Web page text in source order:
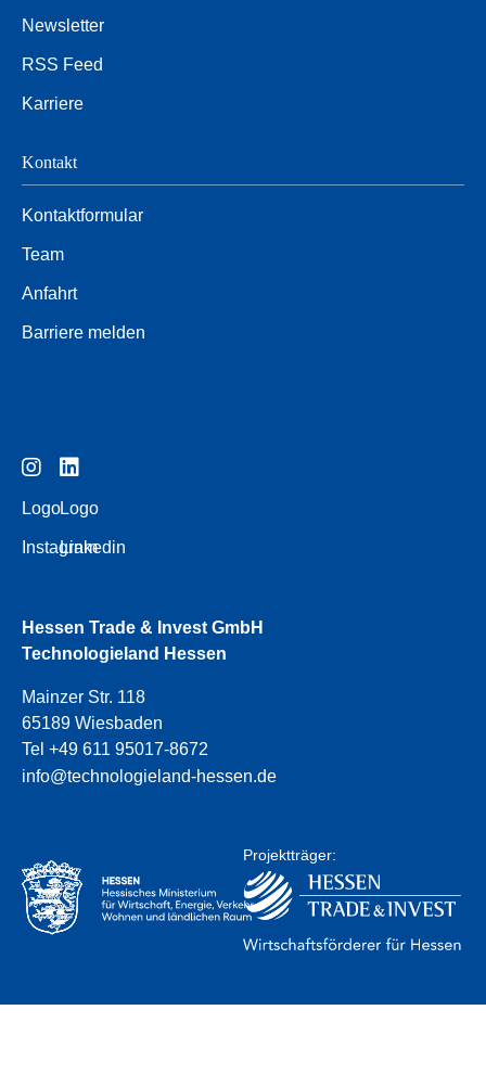
Newsletter
RSS Feed
Karriere
Kontakt
Kontaktformular
Team
Anfahrt
Barriere melden
Logo
Instagram
Logo
Linkedin
Hessen Trade & Invest GmbH
Technologieland Hessen
Mainzer Str. 118
65189 Wiesbaden
Tel +49 611 95017-8672
info@technologieland-hessen.de
Projektträger: